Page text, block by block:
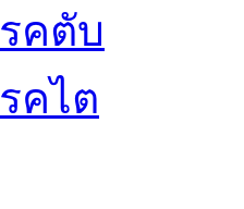
คตับ
คไต